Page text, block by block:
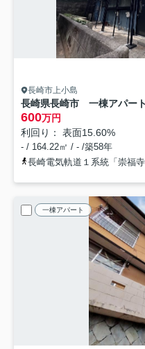
長崎市上小島
長崎県長崎市 一棟アパート
600万円
利回り： 表面15.60%
- / 164.22㎡ / - /築58年
長崎電気軌道１系統「崇福
一棟アパート